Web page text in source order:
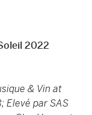
2022
& Vin at
Elevé par SAS